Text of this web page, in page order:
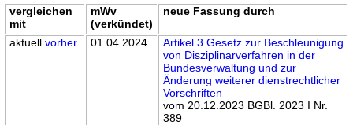
vergleichen
mit
mWv
(verkündet)
neue Fassung durch
aktuellvorher 01.04.2024
Artikel 3 Gesetz zur Beschleunigung
von Disziplinarverfahren in der
Bundesverwaltung und zur
Änderung weiterer dienstrechtlicher
Vorschriften
vom 20.12.2023 BGBl. 2023 I Nr.
389